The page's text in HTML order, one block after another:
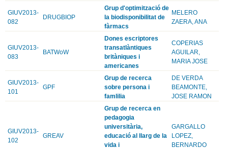
GIUV2013-
082
DRUGBIOP
Grup d'optimització de
la biodisponibilitat de
fàrmacs
MELERO
ZAERA, ANA
GIUV2013-
083
BATWoW
Dones escriptores
transatlàntiques
britàniques i
americanes
COPERIAS
AGUILAR,
MARIA JOSE
GIUV2013-
101
GPF
Grup de recerca
sobre persona i
famlilia
DE VERDA
BEAMONTE,
JOSE RAMON
GIUV2013-
102
GREAV
Grup de recerca en
pedagogia
universitària,
educació al llarg de la
vida i
GARGALLO
LOPEZ,
BERNARDO